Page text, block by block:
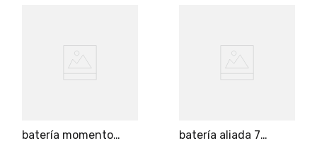
batería momento
batería aliada 7